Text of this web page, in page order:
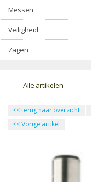
Messen
Veiligheid
Zagen
Alle artikelen
<<terug naar overzicht
<<Vorige artikel